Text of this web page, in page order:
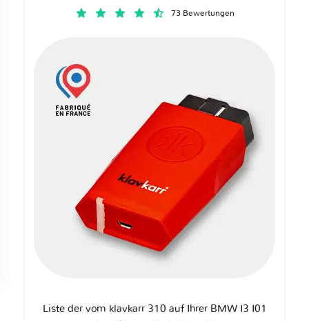
73 Bewertungen
Liste der vom klavkarr 310 auf Ihrer BMW I3 I01